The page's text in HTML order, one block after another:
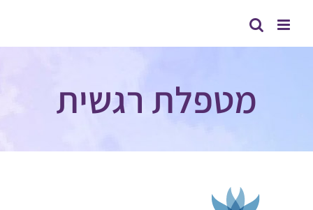
מטפלת רגשית